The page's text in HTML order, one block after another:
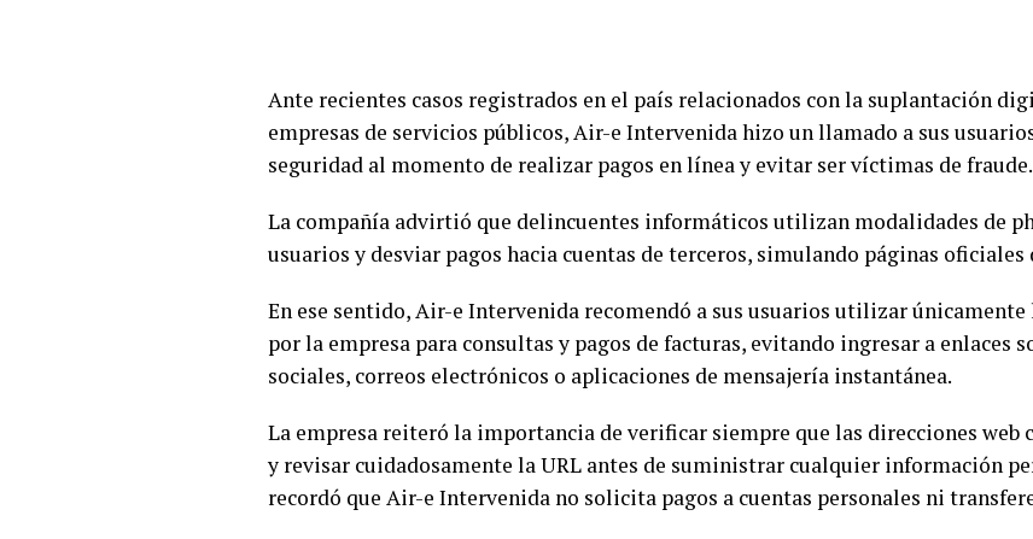
Ante recientes casos registrados en el país relacionados con la suplantación
empresas de servicios públicos, Air-e Intervenida hizo un llamado a sus
seguridad al momento de realizar pagos en línea y evitar ser víctimas de fraude.
La compañía advirtió que delincuentes informáticos utilizan modalidades de
usuarios y desviar pagos hacia cuentas de terceros, simulando páginas oficiales
En ese sentido, Air-e Intervenida recomendó a sus usuarios utilizar
por la empresa para consultas y pagos de facturas, evitando ingresar a enlaces
sociales, correos electrónicos o aplicaciones de mensajería instantánea.
La empresa reiteró la importancia de verificar siempre que las direcciones web
y revisar cuidadosamente la URL antes de suministrar cualquier información
recordó que Air-e Intervenida no solicita pagos a cuentas personales ni